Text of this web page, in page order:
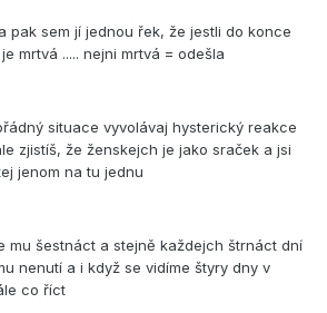
pak sem jí jednou řek, že jestli do konce
mrtvá ..... nejni mrtvá = odešla
situace vyvolávaj hysterický reakce
zjistíš, že ženskejch je jako sraček a jsi
jenom na tu jednu
mu šestnáct a stejně každejch štrnáct dní
nenutí a i když se vidíme štyry dny v
co říct